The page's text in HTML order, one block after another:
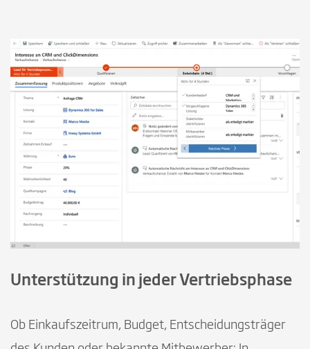
Unterstützung in jeder Vertriebsphase
Ob Einkaufszeitrum, Budget, Entscheidungsträger